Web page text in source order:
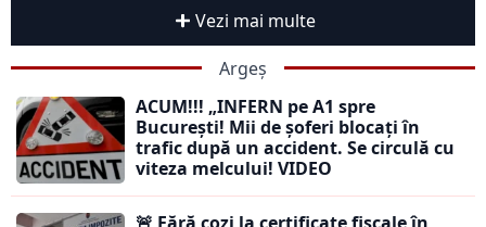
Vezi mai multe
Argeș
ACUM!!! „INFERN pe A1 spre
București! Mii de șoferi blocați în
trafic după un accident. Se circulă cu
viteza melcului! VIDEO